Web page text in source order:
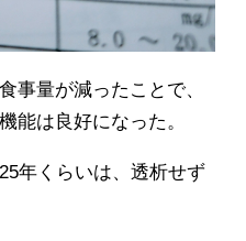
事量が減ったことで、
能は良好になった。
年くらいは、透析せず